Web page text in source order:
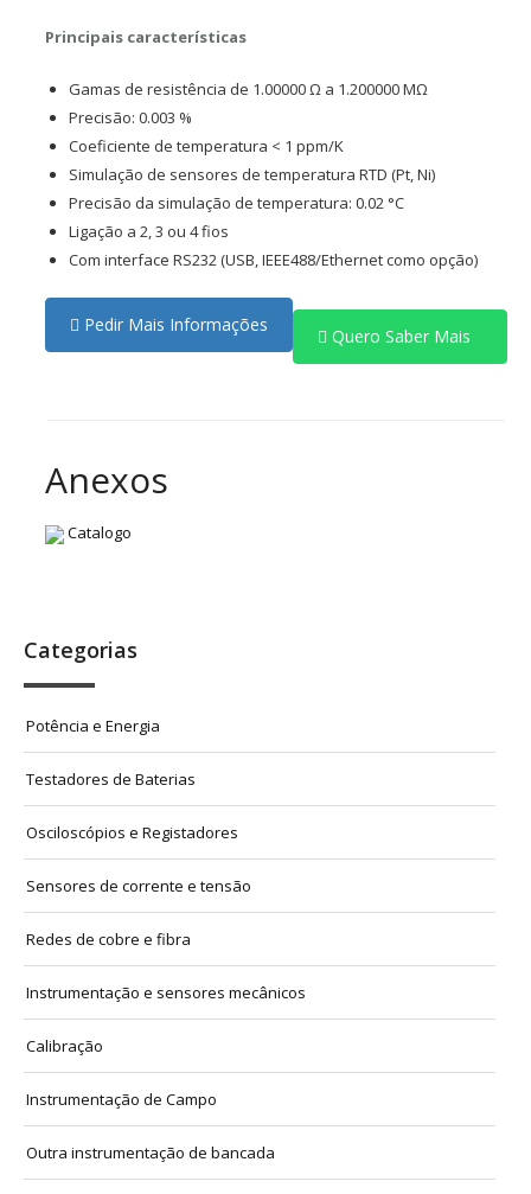
Principais características
Gamas de resistência de 1.00000 Ω a 1.200000 MΩ
Precisão: 0.003 %
Coeficiente de temperatura < 1 ppm/K
Simulação de sensores de temperatura RTD (Pt, Ni)
Precisão da simulação de temperatura: 0.02 °C
Ligação a 2, 3 ou 4 fios
Com interface RS232 (USB, IEEE488/Ethernet como opção)
Pedir Mais Informações
Quero Saber Mais
Anexos
Catalogo
Categorias
Potência e Energia
Testadores de Baterias
Osciloscópios e Registadores
Sensores de corrente e tensão
Redes de cobre e fibra
Instrumentação e sensores mecânicos
Calibração
Instrumentação de Campo
Outra instrumentação de bancada